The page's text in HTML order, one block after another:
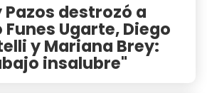
Pazos destrozó a
Ugarte, Diego
y Mariana Brey:
insalubre"